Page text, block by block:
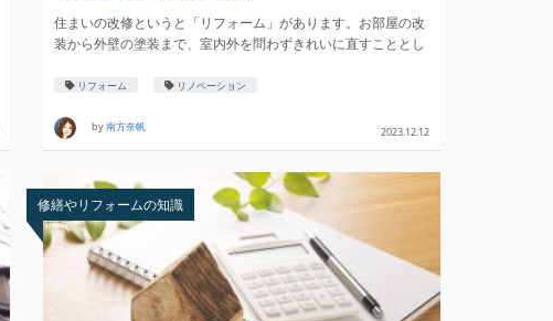
住まいの改修というと「リフォーム」があります。お部屋の改
装から外壁の塗装まで、室内外を問わずきれいに直すこととし
リフォーム リノベーション
by 南方奈帆 2023.12.12
修繕やリフォームの知識